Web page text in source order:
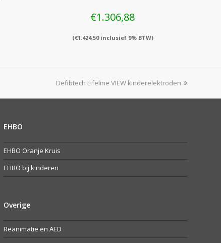
€1.306,88
(€1.424,50inclusief 9% BTW)
next
Defibtech Lifeline VIEW kinderelektroden
EHBO
EHBO Oranje Kruis
EHBO bij kinderen
Overige
Reanimatie en AED